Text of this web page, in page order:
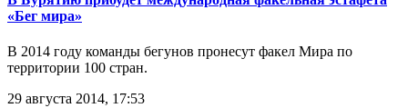
«Бег мира»
В 2014 году команды бегунов пронесут факел Мира по
территории 100 стран.
29 августа 2014, 17:53